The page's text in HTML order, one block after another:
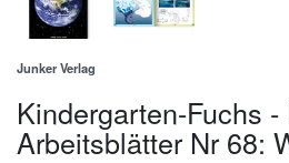
Junker Verlag
Kindergarten-Fuchs
Arbeitsblätter Nr 68: